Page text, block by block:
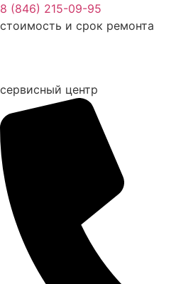
Перейти
к
8 (846) 215-09-95
стоимость и срок ремонта
сервисный центр